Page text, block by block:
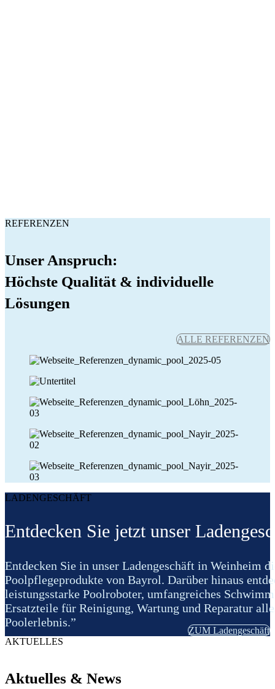
REFERENZEN
Unser Anspruch:
Höchste Qualität & individuelle
Lösungen
ALLE REFERENZEN
LADENGESCHÄFT
Entdecken Sie jetzt unser
Entdecken Sie in unser Ladengeschäft in Weinheim
Poolpflegeprodukte von Bayrol. Darüber hinaus
leistungsstarke Poolroboter, umfangreiches
Ersatzteile für Reinigung, Wartung und Reparatur
Poolerlebnis.”
ZUM Ladengeschäft
AKTUELLES
Aktuelles & News